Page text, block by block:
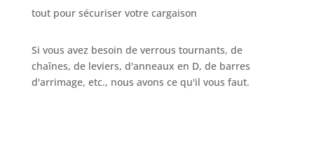
tout pour sécuriser votre cargaison
Si vous avez besoin de verrous tournants, de
chaînes, de leviers, d'anneaux en D, de barres
d'arrimage, etc., nous avons ce qu'il vous faut.